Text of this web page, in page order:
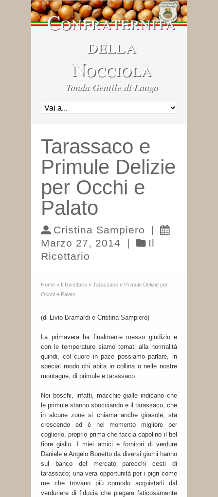
Confraternita
della
Nocciola
Tonda Gentile di Langa
Tarassaco e
Primule Delizie
per Occhi e
Palato
Cristina Sampiero
|
Marzo 27, 2014
|
Il
Ricettario
Home » Il Ricettario » Tarassaco e Primule Delizie per
Occhi e Palato
(di Livio Bramardi e Cristina Sampiero)
La primavera ha finalmente messo giudizio e
con le temperature siamo tornati alla normalità
quindi, col cuore in pace possiamo parlare, in
special modo chi abita in collina o nelle nostre
montagne, di primule e tarassaco.
Nei boschi, infatti, macchie gialle indicano che
le primule stanno sbocciando e il tarassaco, che
in alcune zone si chiama anche girasole, sta
crescendo ed è nel momento migliore per
coglierlo, proprio prima che faccia capolino il bel
fiore giallo. I miei amici e fornitori di verdure
Daniele e Angelo Bonetto da diversi giorni hanno
sul banco del mercato parecchi cesti di
tarassaco; una vera opportunità per i pigri come
me che trovano più comodo acquistarli dal
verduriere di fiducia che piegare faticosamente